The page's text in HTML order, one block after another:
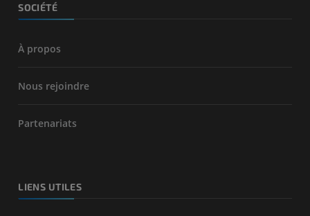
SOCIÉTÉ
À propos
Nous rejoindre
Partenariats
LIENS UTILES